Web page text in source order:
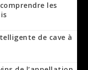
les
de cave à